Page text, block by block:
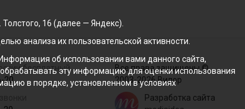
бесплатный
20
Все права защищены ©
2003-2026 Вилор
Разработка сайта
16 (далее — Яндекс).
анализа их пользовательской активности.
об использовании вами данного сайта,
эту информацию для оценки использования
в порядке, установленном в условиях